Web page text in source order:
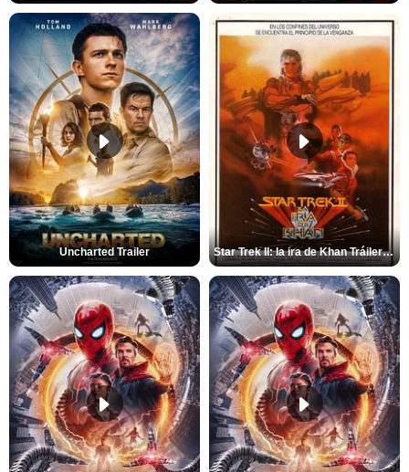
Uncharted Trailer Star Trek II: la ira de Khan Tráiler VO